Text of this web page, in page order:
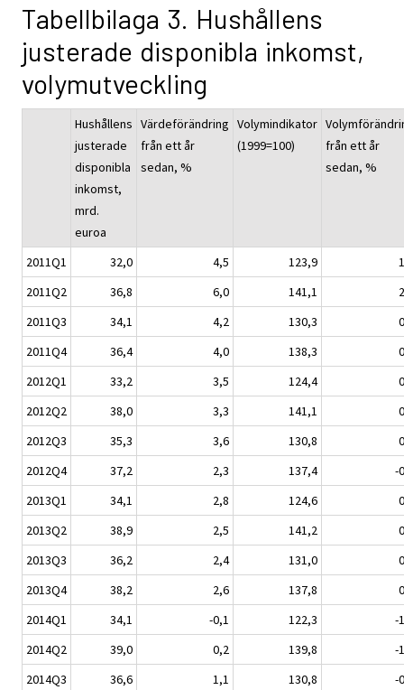
Tabellbilaga 3. Hushållens
justerade disponibla inkomst,
volymutveckling
Hushållens
justerade
disponibla
inkomst,
mrd.
euroa
Värdeförändring
från ett år
sedan, %
Volymindikator
(1999=100)
från ett år
sedan, %
2011Q1 32,0 4,5 123,9
2011Q2
36,8 6,0 141,1
2011Q3
34,1 4,2 130,3
2011Q4
36,4 4,0 138,3
2012Q1
33,2 3,5 124,4
2012Q2
38,0 3,3 141,1
2012Q3
35,3 3,6 130,8
2012Q4
37,2 2,3 137,4
-
2013Q1
34,1 2,8 124,6
2013Q2
38,9 2,5 141,2
2013Q3
36,2 2,4 131,0
2013Q4
38,2 2,6 137,8
2014Q1
34,1 -0,1 122,3
-
2014Q2
39,0 0,2 139,8
-
2014Q3
36,6 1,1 130,8
-